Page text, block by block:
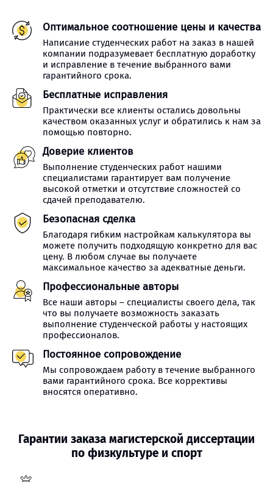
Оптимальное соотношение цены и качества
Написание студенческих работ на заказ в нашей
компании подразумевает бесплатную доработку
и исправление в течение выбранного вами
гарантийного срока.
Бесплатные исправления
Практически все клиенты остались довольны
качеством оказанных услуг и обратились к нам за
помощью повторно.
Доверие клиентов
Выполнение студенческих работ нашими
специалистами гарантирует вам получение
высокой отметки и отсутствие сложностей со
сдачей преподавателю.
Безопасная сделка
Благодаря гибким настройкам калькулятора вы
можете получить подходящую конкретно для вас
цену. В любом случае вы получаете
максимальное качество за адекватные деньги.
Профессиональные авторы
Все наши авторы – специалисты своего дела, так
что вы получаете возможность заказать
выполнение студенческой работы у настоящих
профессионалов.
Постоянное сопровождение
Мы сопровождаем работу в течение выбранного
вами гарантийного срока. Все коррективы
вносятся оперативно.
Гарантии заказа магистерской диссертации
по физкультуре и спорт